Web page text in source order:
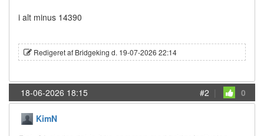
i alt minus 14390
Redigeret af Bridgeking d. 19-07-2026 22:14
18-06-2026 18:15 #2 | 0
KimN